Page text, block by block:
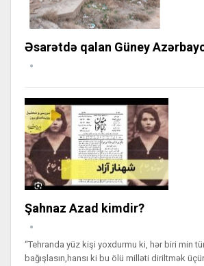
Əsarətdə qalan Güney
Şahnaz Azad kimdir?
“Tehranda yüz kişi yoxdurmu ki, hər biri min
bağışlasın,hansı ki bu ölü milləti diriltmək